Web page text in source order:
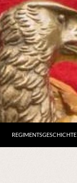
REGIMENTSGESCHICHTE